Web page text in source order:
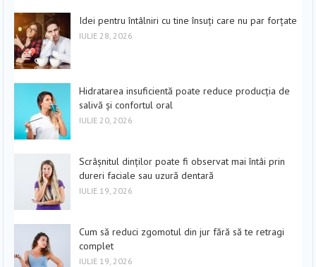
Idei pentru întâlniri cu tine însuți care nu par forțate
IULIE 28, 2026
Hidratarea insuficientă poate reduce producția de
salivă și confortul oral
IULIE 20, 2026
Scrâșnitul dinților poate fi observat mai întâi prin
dureri faciale sau uzură dentară
IULIE 19, 2026
Cum să reduci zgomotul din jur fără să te retragi
complet
IULIE 19, 2026